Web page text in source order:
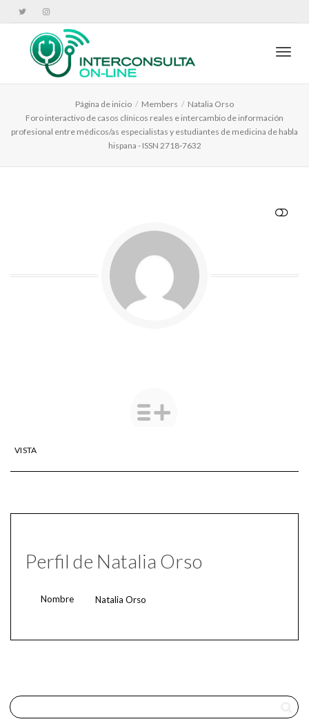
Página de inicio Members
Natalia Orso
Foro interactivo de casos clínicos reales e intercambio de información
profesional entre médicos/as especialistas y estudiantes de medicina de habla
hispana - ISSN 2718-7632
VISTA
Perfil de Natalia Orso
Nombre Natalia Orso